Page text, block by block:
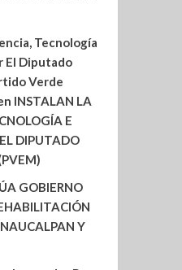
Tecnología
El Diputado
Verde
INSTALAN LA
E
DIPUTADO
GOBIERNO
Y